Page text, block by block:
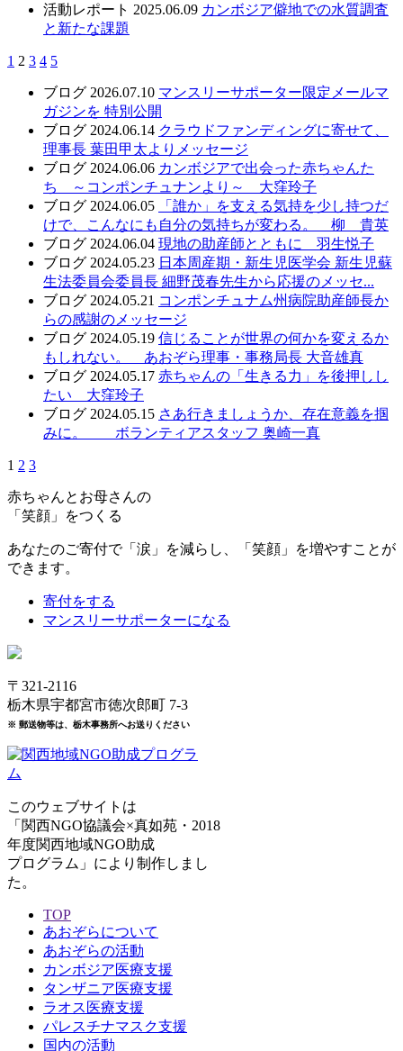
活動レポート 2025.06.09 カンボジア僻地での水質調査
と新たな課題
1 2 3 4 5
ブログ 2026.07.10 マンスリーサポーター限定メールマ
ガジンを 特別公開
ブログ 2024.06.14 クラウドファンディングに寄せて、
理事長 葉田甲太よりメッセージ
ブログ 2024.06.06 カンボジアで出会った赤ちゃんた
ち ～コンポンチュナンより～ 大窪玲子
ブログ 2024.06.05
「誰か」を支える気持を少し持つだ
けで、こんなにも自分の気持ちが変わる。 柳 貴英
ブログ 2024.06.04 現地の助産師とともに 羽生悦子
ブログ 2024.05.23 日本周産期・新生児医学会 新生児蘇
生法委員会委員長 細野茂春先生から応援のメッセ...
ブログ 2024.05.21 コンポンチュナム州病院助産師長か
らの感謝のメッセージ
ブログ 2024.05.19 信じることが世界の何かを変えるか
もしれない。 あおぞら理事・事務局長 大音雄真
ブログ 2024.05.17 赤ちゃんの「生きる力」を後押しし
たい 大窪玲子
ブログ 2024.05.15 さあ行きましょうか、存在意義を掴
みに。 ボランティアスタッフ 奥崎一真
1 2 3
赤ちゃんとお母さんの
「笑顔」をつくる
あなたのご寄付で「涙」を減らし、「笑顔」を増やすことが
できます。
寄付をする
マンスリーサポーターになる
〒321-2116
栃木県宇都宮市徳次郎町 7-3
※ 郵送物等は、栃木事務所へお送りください
このウェブサイトは
「関西NGO協議会×真如苑・2018
年度関西地域NGO助成
プログラム」により制作しまし
た。
TOP
あおぞらについて
あおぞらの活動
カンボジア医療支援
タンザニア医療支援
ラオス医療支援
パレスチナマスク支援
国内の活動